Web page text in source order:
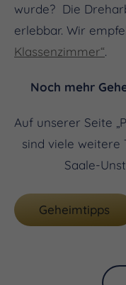
wurde? Die
erlebbar. Wir
Klassenzimmer“.
Noch mehr
Auf unserer Seite
sind viele weitere
Saale-
Geheimtipps